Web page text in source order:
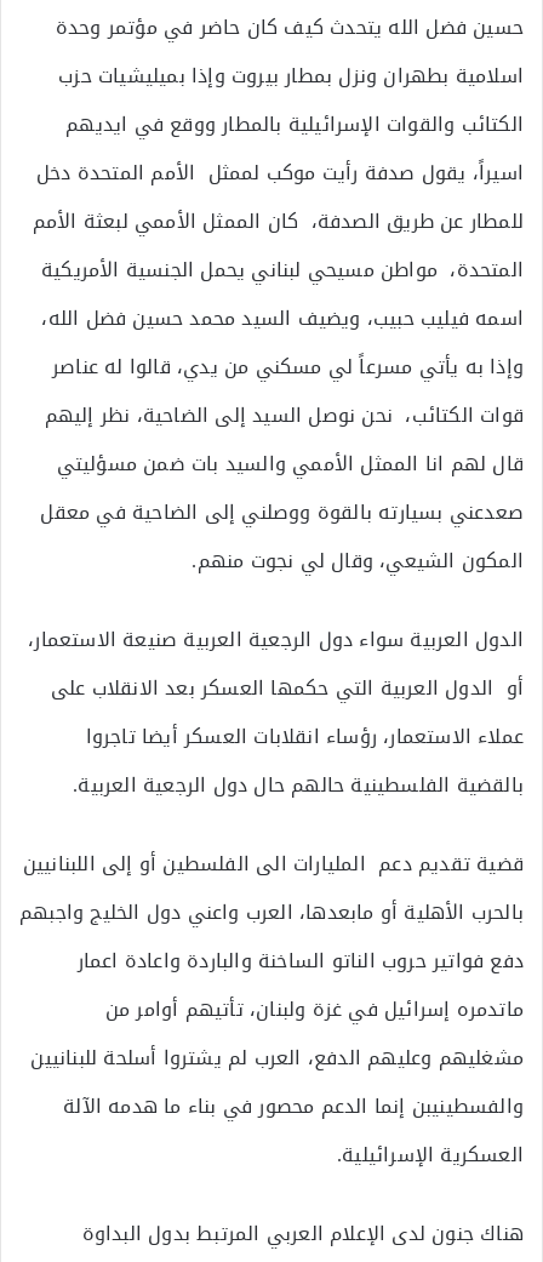
حسين فضل الله يتحدث كيف كان حاضر في مؤتمر وحدة
اسلامية بطهران ونزل بمطار بيروت وإذا بميليشيات حزب
الكتائب والقوات الإسرائيلية بالمطار ووقع في ايديهم
اسيراً، يقول صدفة رأيت موكب لممثل الأمم المتحدة دخل
للمطار عن طريق الصدفة، كان الممثل الأممي لبعثة الأمم
المتحدة، مواطن مسيحي لبناني يحمل الجنسية الأمريكية
اسمه فيليب حبيب، ويضيف السيد محمد حسين فضل الله،
وإذا به يأتي مسرعاً لي مسكني من يدي، قالوا له عناصر
قوات الكتائب، نحن نوصل السيد إلى الضاحية، نظر إليهم
قال لهم انا الممثل الأممي والسيد بات ضمن مسؤليتي
صعدعني بسيارته بالقوة ووصلني إلى الضاحية في معقل
المكون الشيعي، وقال لي نجوت منهم.
الدول العربية سواء دول الرجعية العربية صنيعة الاستعمار،
أو الدول العربية التي حكمها العسكر بعد الانقلاب على
عملاء الاستعمار، رؤساء انقلابات العسكر أيضا تاجروا
بالقضية الفلسطينية حالهم حال دول الرجعية العربية.
قضية تقديم دعم المليارات الى الفلسطين أو إلى اللبنانيين
بالحرب الأهلية أو مابعدها، العرب واعني دول الخليج واجبهم
دفع فواتير حروب الناتو الساخنة والباردة واعادة اعمار
ماتدمره إسرائيل في غزة ولبنان، تأتيهم أوامر من
مشغليهم وعليهم الدفع، العرب لم يشتروا أسلحة للبنانيين
والفسطينيبن إنما الدعم محصور في بناء ما هدمه الآلة
العسكرية الإسرائيلية.
هناك جنون لدى الإعلام العربي المرتبط بدول البداوة